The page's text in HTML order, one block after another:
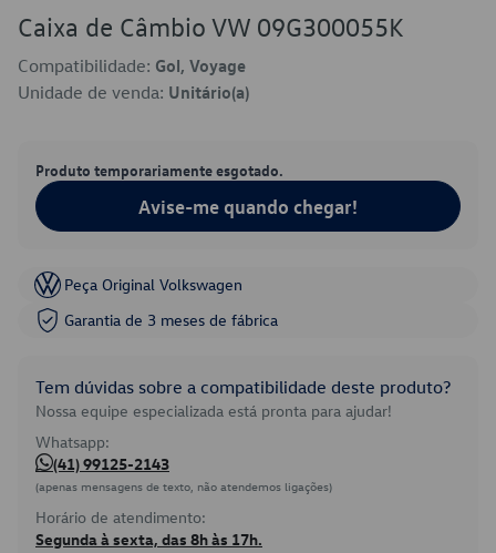
Caixa de Câmbio VW 09G300055K
Compatibilidade: Gol, Voyage
Unidade de venda: Unitário(a)
Produto temporariamente esgotado.
Avise-me quando chegar!
Peça Original Volkswagen
Garantia de 3 meses de fábrica
Tem dúvidas sobre a compatibilidade deste produto?
Nossa equipe especializada está pronta para ajudar!
Whatsapp:
(41) 99125-2143
(apenas mensagens de texto, não atendemos ligações)
Horário de atendimento:
Segunda à sexta, das 8h às 17h.